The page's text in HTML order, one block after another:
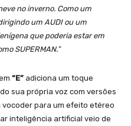
no inverno. Como um
um AUDI ou um
que poderia estar em
SUPERMAN.”
“E” adiciona um toque
sua própria voz com versões
vocoder para um efeito etéreo
inteligência artificial veio de